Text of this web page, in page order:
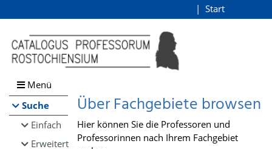
Browsen
direkt zum Inhalt
Start
Menü
Suche
Einfach
Erweitert
Über Fachgebiete browsen
Hier können Sie die Professoren und
Professorinnen nach Ihrem Fachgebiet